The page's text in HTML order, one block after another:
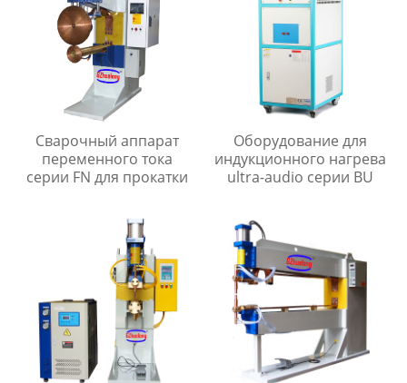
Сварочный аппарат
переменного тока
серии FN для прокатки
Оборудование для
индукционного нагрева
ultra-audio серии BU